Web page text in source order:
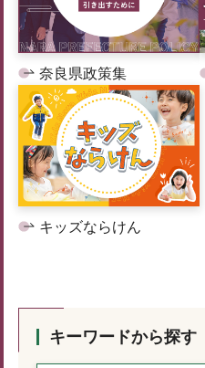
奈良県政策集
キッズならけん
キーワードから探す